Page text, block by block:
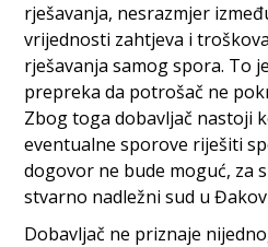
rješavanja, nesrazmjer
vrijednosti zahtjeva i
rješavanja samog spora. To
prepreka da potrošač ne
Zbog toga dobavljač nastoji
eventualne sporove riješiti
dogovor ne bude moguć, za
stvarno nadležni sud u
Dobavljač ne priznaje